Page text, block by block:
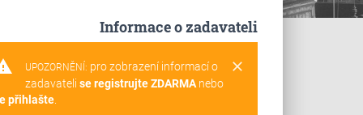
Informace o zadavateli
clear
UPOZORNĚNÍ: pro zobrazení informací o
zadavateli se registrujte ZDARMAnebo
přihlašte.